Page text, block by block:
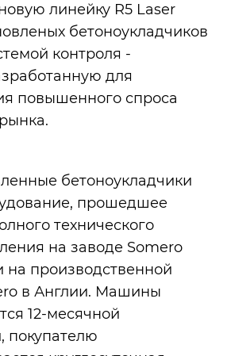
линейку R5 Laser
бетоноукладчиков
контроля -
для
повышенного спроса
бетоноукладчики
прошедшее
технического
на заводе Somero
производственной
в Англии. Машины
12-месячной
покупателю